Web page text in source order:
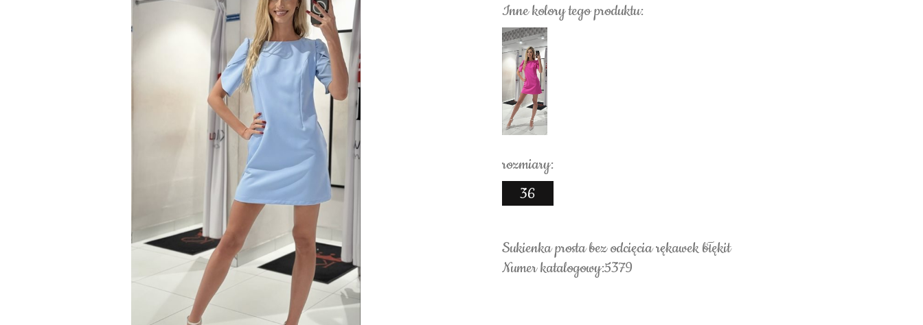
Inne kolory tego produktu:
rozmiary:
36
Sukienka prosta bez odcięcia rękawek błękit
Numer katalogowy:5379